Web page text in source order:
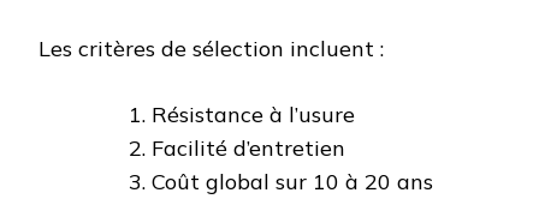
Les critères de sélection incluent :
Résistance à l’usure
Facilité d’entretien
Coût global sur 10 à 20 ans